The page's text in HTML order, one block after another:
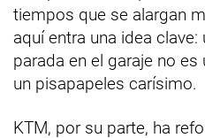
tiempos que se alargan
aquí entra una idea
parada en el garaje no
un pisapapeles carísimo.
KTM, por su parte, ha